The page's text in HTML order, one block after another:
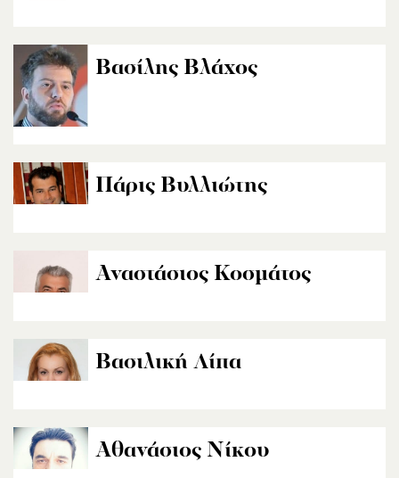
Βασίλης Βλάχος
Πάρις Βυλλιώτης
Αναστάσιος Κοσμάτος
Βασιλική Λίπα
Αθανάσιος Νίκου